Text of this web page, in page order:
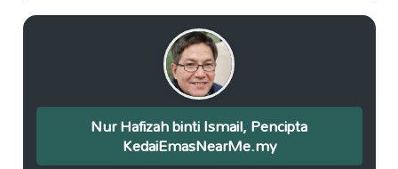
Nur Hafizah binti Ismail, Pencipta
KedaiEmasNearMe.my